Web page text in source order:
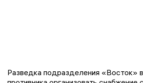
Разведка подразделения «Восток»